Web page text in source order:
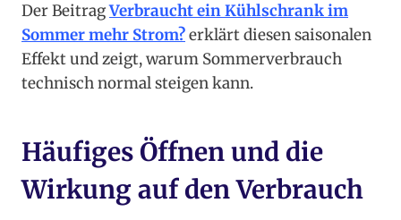
Der BeitragVerbraucht ein Kühlschrank im
Sommer mehr Strom?erklärt diesen saisonalen
Effekt und zeigt, warum Sommerverbrauch
technisch normal steigen kann.
Häufiges Öffnen und die
Wirkung auf den Verbrauch